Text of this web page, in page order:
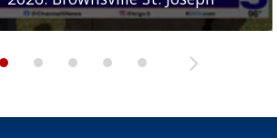
2026: Sharyland Rattlers
2026: Raymondville Bearkats